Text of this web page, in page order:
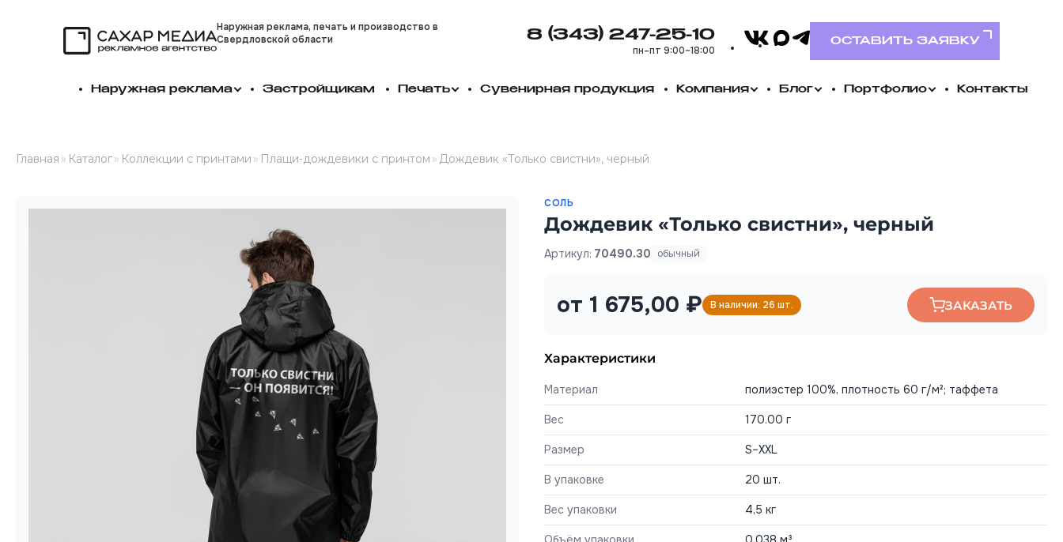
Наружная реклама, печать и производство в
Свердловской области
8 (343) 247-25-10
пн–пт 9:00–18:00
VK MAXTelegramОСТАВИТЬ ЗАЯВКУ
Наружная реклама Застройщикам Печать Сувенирная продукция Компания Блог Портфолио Контакты
Главная » Каталог» Коллекции с принтами » Плащи-дождевики с принтом » Дождевик «Только свистни», черный
СОЛЬ
Дождевик «Только свистни», черный
Артикул: 70490.30 обычный
от 1 675,00 ₽ В наличии: 26 шт. ЗАКАЗАТЬ
Характеристики
Материал полиэстер 100%, плотность 60 г/м²; таффета
Вес 170.00 г
Размер S–XXL
В упаковке 20 шт.
Вес упаковки 4,5 кг